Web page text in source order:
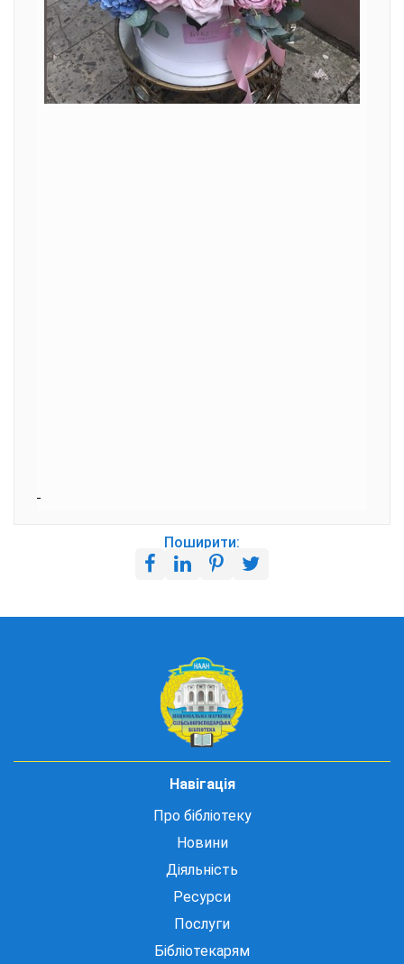
Поширити:
Навігація
Про бібліотеку
Новини
Діяльність
Ресурси
Послуги
Бібліотекарям